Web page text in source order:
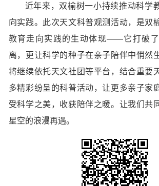
近年来，双榆树一小持续推动科学
向实践。此次天文科普观测活动，是双
教育走向实践的生动体现——它打破
离，更让科学的种子在亲子陪伴中悄然
将继续依托天文社团等平台，结合重要
多精彩纷呈的科普活动，让更多亲子家
受科学之美，收获陪伴之暖。让我们共
星空的浪漫再遇。